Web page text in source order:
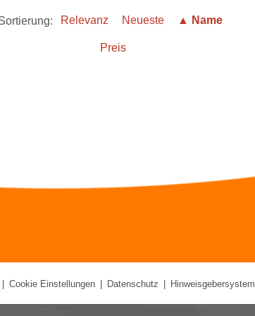
Relevanz Neueste ▲ Name
Preis
Cookie Einstellungen Datenschutz Hinweisgebersystem